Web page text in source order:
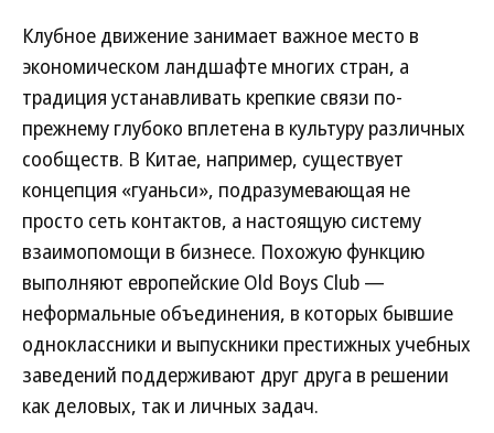
Клубное движение занимает важное место в
экономическом ландшафте многих стран, а
традиция устанавливать крепкие связи по-
прежнему глубоко вплетена в культуру различных
сообществ. В Китае, например, существует
концепция «гуаньси», подразумевающая не
просто сеть контактов, а настоящую систему
взаимопомощи в бизнесе. Похожую функцию
выполняют европейские Old Boys Club —
неформальные объединения, в которых бывшие
одноклассники и выпускники престижных учебных
заведений поддерживают друг друга в решении
как деловых, так и личных задач.